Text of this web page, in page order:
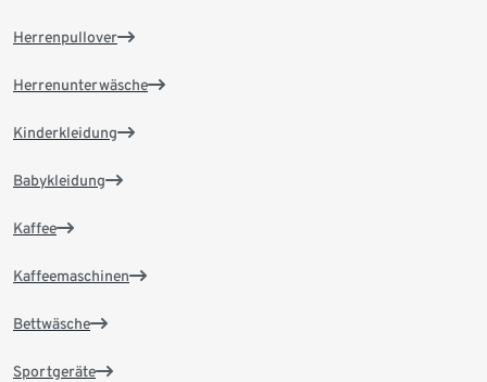
Herrenpullover
Herrenunterwäsche
Kinderkleidung
Babykleidung
Kaffee
Kaffeemaschinen
Bettwäsche
Sportgeräte